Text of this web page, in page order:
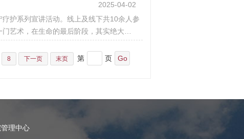
2025-04-02
护系列宣讲活动。线上及线下共10余人参
艺术，在生命的最后阶段，其实绝大…
8 下一页 末页 第 页
理中心